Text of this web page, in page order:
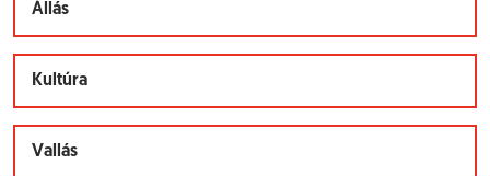
Állás
Kultúra
Vallás